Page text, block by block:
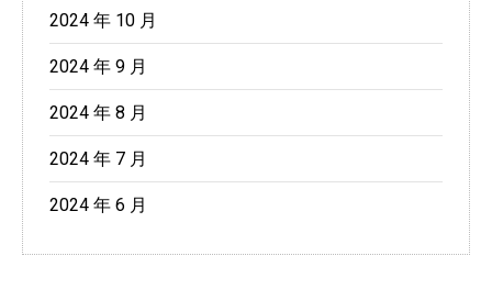
2024 年 10 月
2024 年 9 月
2024 年 8 月
2024 年 7 月
2024 年 6 月